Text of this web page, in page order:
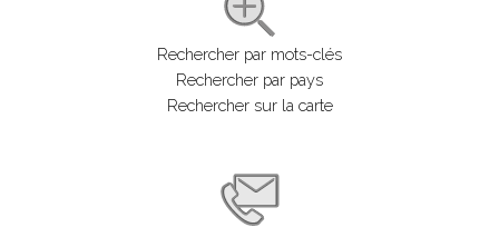
Rechercher par mots-clés
Rechercher par pays
Rechercher sur la carte